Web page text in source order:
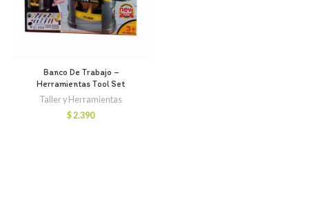
Banco De Trabajo –
Herramientas Tool Set
Taller y Herramientas
$2.390